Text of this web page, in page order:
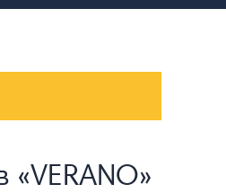
детские для детских
кейсы